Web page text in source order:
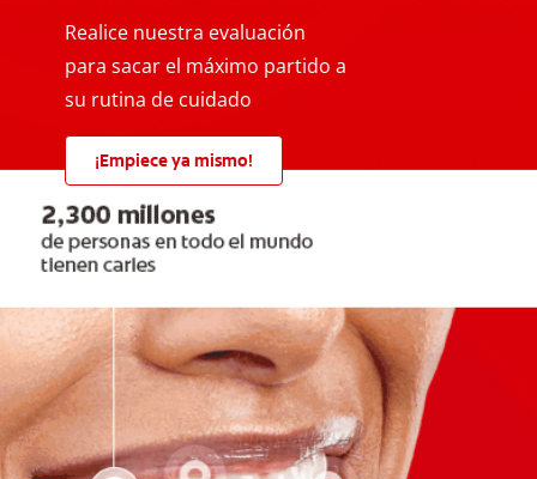
Realice nuestra evaluación
para sacar el máximo partido a
su rutina de cuidado
¡Empiece ya mismo!